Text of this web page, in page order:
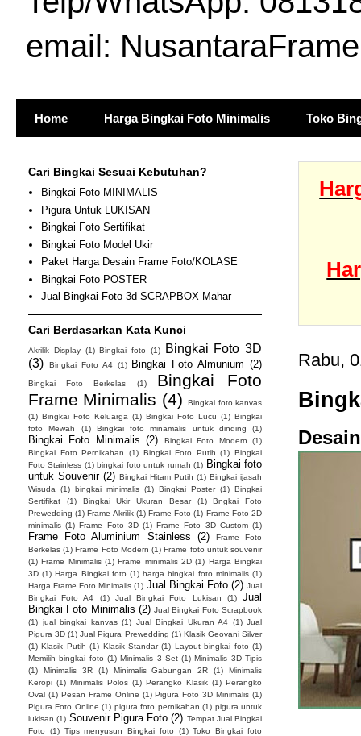
email:
Home Harga Bingkai Foto Minimalis Toko
Rabu,
Cari Bingkai Sesuai Kebutuhan?
Bingkai Foto MINIMALIS
Pigura Untuk LUKISAN
Bingkai Foto Sertifikat
Bingkai Foto Model Ukir
Paket Harga Desain Frame Foto/KOLASE
Bingkai Foto POSTER
Jual Bingkai Foto 3d SCRAPBOX Mahar
Cari Berdasarkan Kata Kunci
Akrilik Display (1) Bingkai foto (1)
Bingkai Foto 3D
(3)
Bingkai Foto A4 (1) Bingkai Foto Almunium (2)
Bingkai Foto Berkelas (1)
Bingkai Foto
Frame Minimalis (4)
Bingkai foto kanvas
(1) Bingkai Foto Keluarga (1) Bingkai Foto Lucu (1) Bingkai
foto Mewah
(1) Bingkai foto minamalis untuk dinding (1)
Bingkai Foto Minimalis (2) Bingkai Foto Modern
(1)
Bingkai Foto Pernikahan
(1) Bingkai Foto Putih (1) Bingkai
Foto Stainless (1) bingkai foto untuk rumah (1) Bingkai foto
untuk Souvenir (2) Bingkai Hitam Putih (1) Bingkai ijasah
Wisuda
(1) bingkai minimalis (1) Bingkai Poster (1) Bingkai
Sertifikat
(1) Bingkai Ukir Ukuran Besar (1)
Bngkai Foto
Prewedding (1) Frame Akrilik (1) Frame Foto (1) Frame Foto 2D
minimalis (1) Frame Foto 3D (1) Frame Foto 3D Custom (1)
Frame Foto Aluminium Stainless (2)
Frame Foto
Berkelas (1) Frame Foto Modern (1) Frame foto untuk souvenir
(1) Frame Minimalis (1) Frame minimalis 2D (1) Harga Bingkai
3D (1) Harga Bingkai foto (1) harga bingkai foto minimalis (1)
Harga Frame Foto Minimalis (1) Jual Bingkai Foto (2) Jual
Bingkai Foto A4
(1) Jual Bingkai Foto Lukisan (1)
Jual
Bingkai Foto Minimalis (2) Jual Bingkai Foto Scrapbook
(1) jual bingkai kanvas (1) Jual Bingkai Ukuran A4 (1) Jual
Pigura 3D (1) Jual Pigura Prewedding (1) Klasik Geovani Silver
(1) Klasik Putih (1) Klasik Standar (1) Layout bingkai foto (1)
Memilih bingkai foto (1) Minimalis 3 Set (1) Minimalis 3D Tipis
(1)
Minimalis 3R (1) Minimalis Gabungan 2R (1)
Minimalis
Keropi (1) Minimalis Polos (1) Perangko Klasik (1) Perangko
Oval (1) Pesan Frame Online (1) Pigura Foto 3D Minimalis (1)
Pigura Foto Online (1) pigura foto pernikahan (1) pigura untuk
lukisan (1) Souvenir Pigura Foto (2) Tempat Jual Bingkai
Foto
(1) Tips menyusun Bingkai foto (1) Toko Bingkai foto